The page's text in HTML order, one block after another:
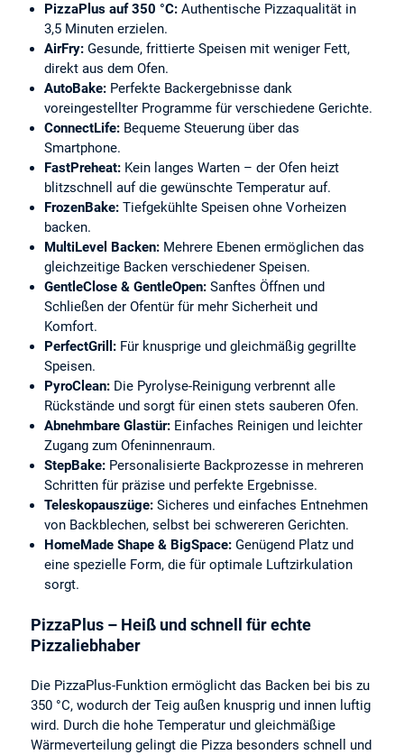
PizzaPlus auf 350 °C: Authentische Pizzaqualität in
3,5 Minuten erzielen.
AirFry: Gesunde, frittierte Speisen mit weniger Fett,
direkt aus dem Ofen.
AutoBake: Perfekte Backergebnisse dank
voreingestellter Programme für verschiedene Gerichte.
ConnectLife: Bequeme Steuerung über das
Smartphone.
FastPreheat: Kein langes Warten – der Ofen heizt
blitzschnell auf die gewünschte Temperatur auf.
FrozenBake: Tiefgekühlte Speisen ohne Vorheizen
backen.
MultiLevel Backen: Mehrere Ebenen ermöglichen das
gleichzeitige Backen verschiedener Speisen.
GentleClose & GentleOpen: Sanftes Öffnen und
Schließen der Ofentür für mehr Sicherheit und
Komfort.
PerfectGrill: Für knusprige und gleichmäßig gegrillte
Speisen.
PyroClean: Die Pyrolyse-Reinigung verbrennt alle
Rückstände und sorgt für einen stets sauberen Ofen.
Abnehmbare Glastür: Einfaches Reinigen und leichter
Zugang zum Ofeninnenraum.
StepBake: Personalisierte Backprozesse in mehreren
Schritten für präzise und perfekte Ergebnisse.
Teleskopauszüge: Sicheres und einfaches Entnehmen
von Backblechen, selbst bei schwereren Gerichten.
HomeMade Shape & BigSpace: Genügend Platz und
eine spezielle Form, die für optimale Luftzirkulation
sorgt.
PizzaPlus – Heiß und schnell für echte
Pizzaliebhaber
Die PizzaPlus-Funktion ermöglicht das Backen bei bis zu
350 °C, wodurch der Teig außen knusprig und innen luftig
wird. Durch die hohe Temperatur und gleichmäßige
Wärmeverteilung gelingt die Pizza besonders schnell und